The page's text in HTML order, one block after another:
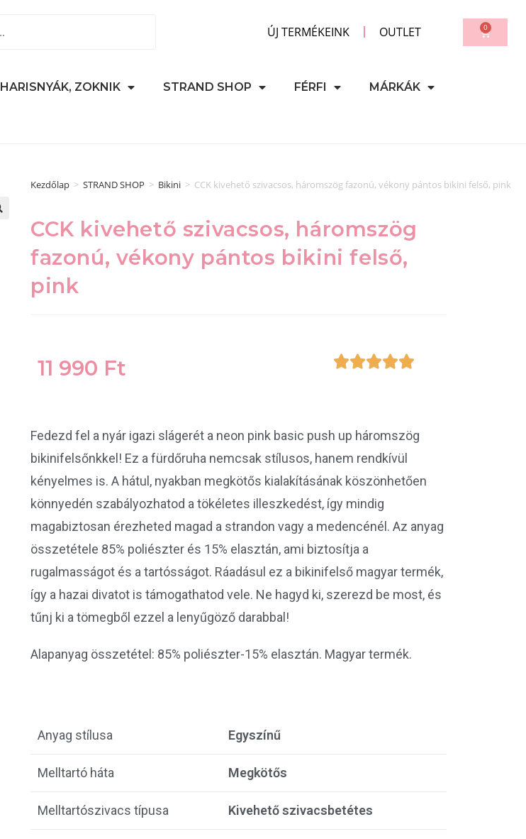
ÚJ TERMÉKEINK OUTLET 0
HARISNYÁK, ZOKNIK STRAND SHOP FÉRFI MÁRKÁK
Kezdőlap > STRAND SHOP > Bikini > CCK kivehető szivacsos, háromszög fazonú, vékony pántos bikini felső, pink
CCK kivehető szivacsos, háromszög
fazonú, vékony pántos bikini felső,
pink
11 990 Ft 
Fedezd fel a nyár igazi slágerét a neon pink basic push up háromszög
bikinifelsőnkkel! Ez a fürdőruha nemcsak stílusos, hanem rendkívül
kényelmes is. A hátul, nyakban megkötős kialakításának köszönhetően
könnyedén szabályozhatod a tökéletes illeszkedést, így mindig
magabiztosan érezheted magad a strandon vagy a medencénél. Az anyag
összetétele 85% poliészter és 15% elasztán, ami biztosítja a
rugalmasságot és a tartósságot. Ráadásul ez a bikinifelső magyar termék,
így a hazai divatot is támogathatod vele. Ne hagyd ki, szerezd be most, és
tűnj ki a tömegből ezzel a lenyűgöző darabbal!
Alapanyag összetétel: 85% poliészter-15% elasztán. Magyar termék.
Anyag stílusa Egyszínű
Melltartó háta Megkötős
Melltartószivacs típusa Kivehető szivacsbetétes